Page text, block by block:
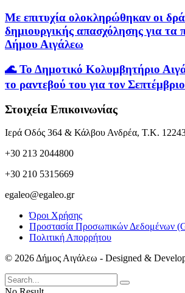
Με επιτυχία ολοκληρώθηκαν οι
δημιουργικής απασχόλησης για τα
Δήμου Αιγάλεω
🌊 Το Δημοτικό Κολυμβητήριο
το ραντεβού του για τον Σεπτέμβριο
Στοιχεία Επικοινωνίας
Ιερά Οδός 364 & Κάλβου Ανδρέα, Τ.Κ.
+30 213 2044800
+30 210 5315669
egaleo@egaleo.gr
Όροι Χρήσης
Προστασία Προσωπικών Δεδομένων
Πολιτική Απορρήτου
© 2026 Δήμος Αιγάλεω - Designed &